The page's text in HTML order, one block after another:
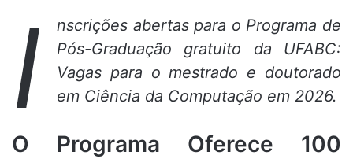
I
nscrições abertas para o Programa de
Pós-Graduação gratuito da UFABC:
Vagas para o mestrado e doutorado
em Ciência da Computação em 2026.
O Programa Oferece 100